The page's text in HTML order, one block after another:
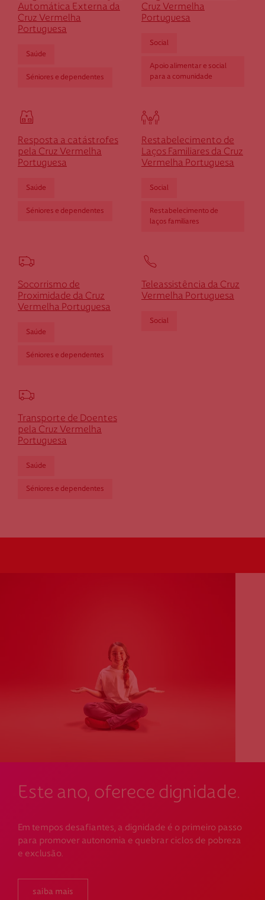
Automática Externa da
Cruz Vermelha
Portuguesa
Saúde
Séniores e dependentes
Cruz Vermelha
Portuguesa
Social
Apoio alimentar e social
para a comunidade
Resposta a catástrofes
pela Cruz Vermelha
Portuguesa
Saúde
Séniores e dependentes
Restabelecimento de
Laços Familiares da Cruz
Vermelha Portuguesa
Social
Restabelecimento de
laços familiares
Socorrismo de
Proximidade da Cruz
Vermelha Portuguesa
Saúde
Séniores e dependentes
Teleassistência da Cruz
Vermelha Portuguesa
Social
Transporte de Doentes
pela Cruz Vermelha
Portuguesa
Saúde
Séniores e dependentes
Este ano, oferece dignidade.
Em tempos desafiantes, a dignidade é o primeiro passo
para promover autonomia e quebrar ciclos de pobreza
e exclusão.
saiba mais